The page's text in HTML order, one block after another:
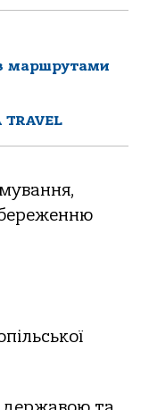
маршрутами